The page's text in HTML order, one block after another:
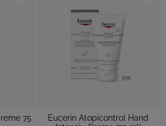
75
Eucerin Atopicontrol Hand